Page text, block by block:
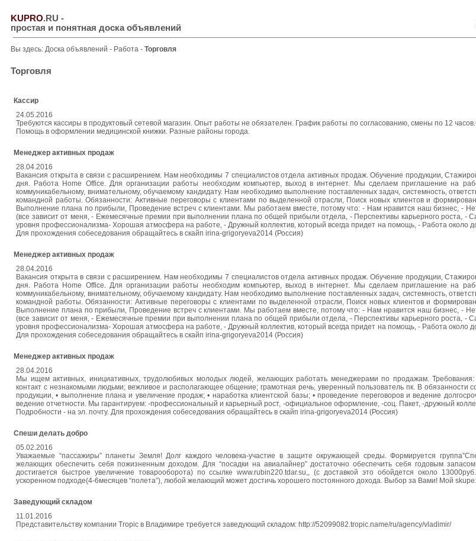
KUPRO.RU -
простая и понятная доска объявлений
Вы здесь: Доска объявлений - Работа - Торговля
Торговля
Кассир
24.05.2016
Требуются кассиры в продуктовый сетевой магазин. Опыт работы не обязателен. График работы по согласованию, смены по 12
Помощь в оформлении медицинской книжки. Разные районы города.
Менеджер активных продаж
28.04.2016
Вакансия открыта в связи с расширением. Нам необходимы 7 специалистов отдела активных продаж. Обучение продукции‚
дня. Работа Home Office. Для организации работы необходим компьютер, выход в интернет. Мы сделаем приглашение на
коммуникабельному, внимательному, обучаемому кандидату. Нам необходимо выполнение поставленных задач, системность,
командной работы. Обязанности: Активные переговоры с клиентами по выделенной отрасли, Поиск новых клиентов и
Выполнение плана по прибыли, Проведение встреч с клиентами. Мы работаем вместе, потому что: - Нам нравится наш бизнес, -
(все зависит от меня, - Ежемесячные премии при выполнении плана по общей прибыли отдела, - Перспективы карьерного роста, -
уровня профессионализма- Хорошая атмосфера на работе, - Дружный коллектив, который всегда придет на помощь, - Работа около
Для прохождения собеседования обращайтесь в скайп irina-grigoryeva2014 (Россия)
Менеджер активных продаж
28.04.2016
Вакансия открыта в связи с расширением. Нам необходимы 7 специалистов отдела активных продаж. Обучение продукции‚
дня. Работа Home Office. Для организации работы необходим компьютер, выход в интернет. Мы сделаем приглашение на
коммуникабельному, внимательному, обучаемому кандидату. Нам необходимо выполнение поставленных задач, системность,
командной работы. Обязанности: Активные переговоры с клиентами по выделенной отрасли, Поиск новых клиентов и
Выполнение плана по прибыли, Проведение встреч с клиентами. Мы работаем вместе, потому что: - Нам нравится наш бизнес, -
(все зависит от меня, - Ежемесячные премии при выполнении плана по общей прибыли отдела, - Перспективы карьерного роста, -
уровня профессионализма- Хорошая атмосфера на работе, - Дружный коллектив, который всегда придет на помощь, - Работа около
Для прохождения собеседования обращайтесь в скайп irina-grigoryeva2014 (Россия)
Менеджер активных продаж
28.04.2016
Мы ищем активных, инициативных, трудолюбивых молодых людей, желающих работать менеджерами по продажам. Требования:
контакт с незнакомыми людьми; вежливое и располагающее общение; грамотная речь, уверенный пользователь пк. В обязанности
продукции, • выполнение плана и увеличение продаж; • наработка клиентской базы; • проведение переговоров и ведение
ведение отчетности. Мы гарантируем: -профессиональный и карьерный рост, -официальное оформление, -соц. Пакет, -дружный
Подробности - на эл. почту. Для прохождения собеседования обращайтесь в скайп irina-grigoryeva2014 (Россия)
Спеши делать добро
05.02.2016
Уважаемые “пассажиры” планеты Земля! Долг каждого человека-участие в защите окружающей среды. Формируется
желающих обеспечить себя пожизненным доходом. Для “посадки на авиалайнер” достаточно обеспечить себя годовым запасом
достигается быстрое увеличение товарооборота) по ссылке www.rubin220.tdar.su,, (с доставкой это обойдется около
ускоренном подходе(4-6месяцев “полета”), любой желающий может достичь хорошего постоянного дохода. Выбор за Вами! Мой
Заведующий складом
11.01.2016
Представительству компании Tropic в Владимире требуется заведующий складом: http://52099082.tropic.name/ru/agency/vladimir/